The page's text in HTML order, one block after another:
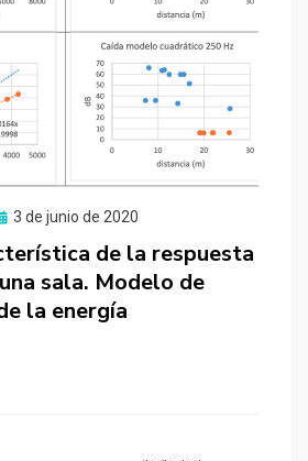
3 de junio de 2020
de la respuesta
sala. Modelo de
la energía